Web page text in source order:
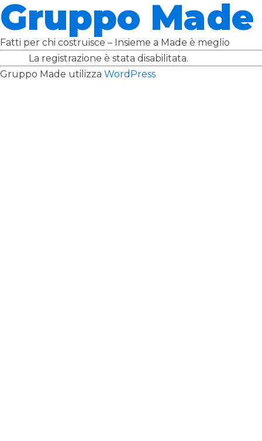
Gruppo Made
Fatti per chi costruisce – Insieme a Made è meglio
La registrazione è stata disabilitata.
Gruppo Made utilizza WordPress